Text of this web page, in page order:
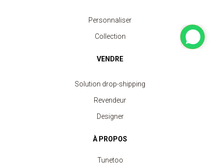
Personnaliser
Collection
VENDRE
Solution drop-shipping
Revendeur
Designer
À PROPOS
Tunetoo